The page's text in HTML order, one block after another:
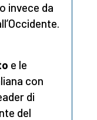
invece da
e le
con
di
del